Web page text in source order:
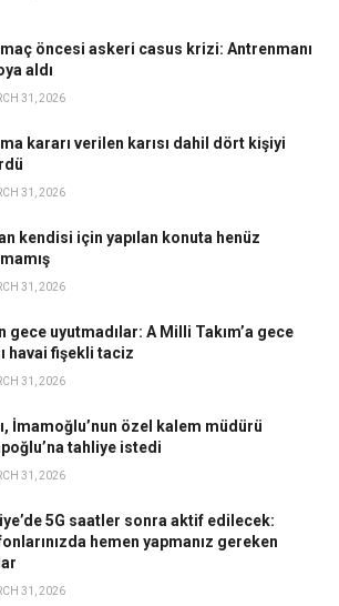
öncesi askeri casus krizi: Antrenmanı
aldı
31, 2026
kararı verilen karısı dahil dört kişiyi
31, 2026
kendisi için yapılan konuta henüz
31, 2026
gece uyutmadılar: A Milli Takım’a gece
havai fişekli taciz
31, 2026
İmamoğlu’nun özel kalem müdürü
tahliye istedi
31, 2026
5G saatler sonra aktif edilecek:
hemen yapmanız gereken
31, 2026